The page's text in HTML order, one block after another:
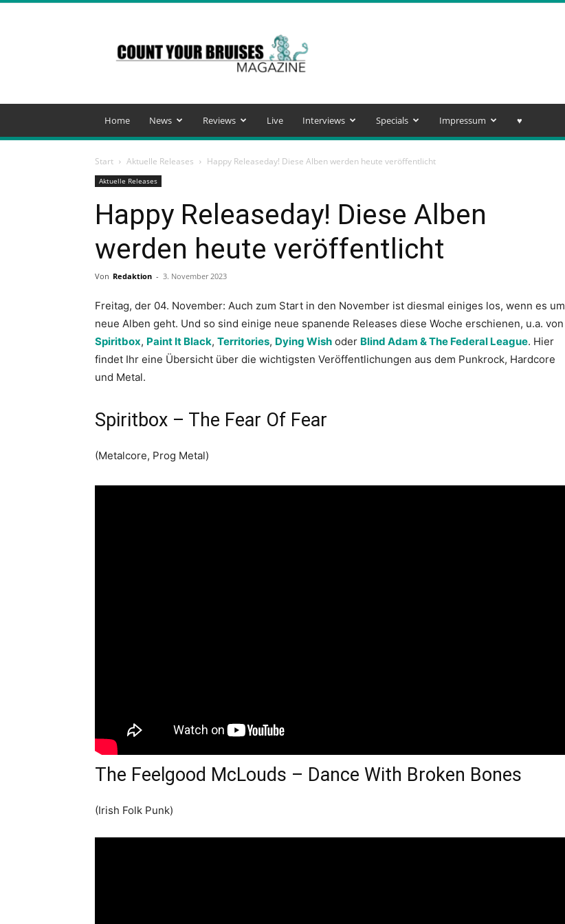
Your
Bruises
Magazine
Home News Reviews Live Interviews Specials Impressum ♥️
Start Aktuelle Releases Happy Releaseday! Diese Alben werden heute veröffentlicht
Aktuelle Releases
Happy Releaseday! Diese Alben
werden heute veröffentlicht
Von Redaktion - 3. November 2023
Freitag, der 04. November: Auch zum Start in den November ist diesmal einiges los, wenn es um
neue Alben geht. Und so sind einige neue spanende Releases diese Woche erschienen, u.a. von
Spiritbox, Paint It Black, Territories, Dying Wish oder Blind Adam & The Federal League. Hier
findet Ihr eine Übersicht über die wichtigsten Veröffentlichungen aus dem Punkrock, Hardcore
und Metal.
Spiritbox – The Fear Of Fear
(Metalcore, Prog Metal)
The Feelgood McLouds – Dance With Broken Bones
(Irish Folk Punk)